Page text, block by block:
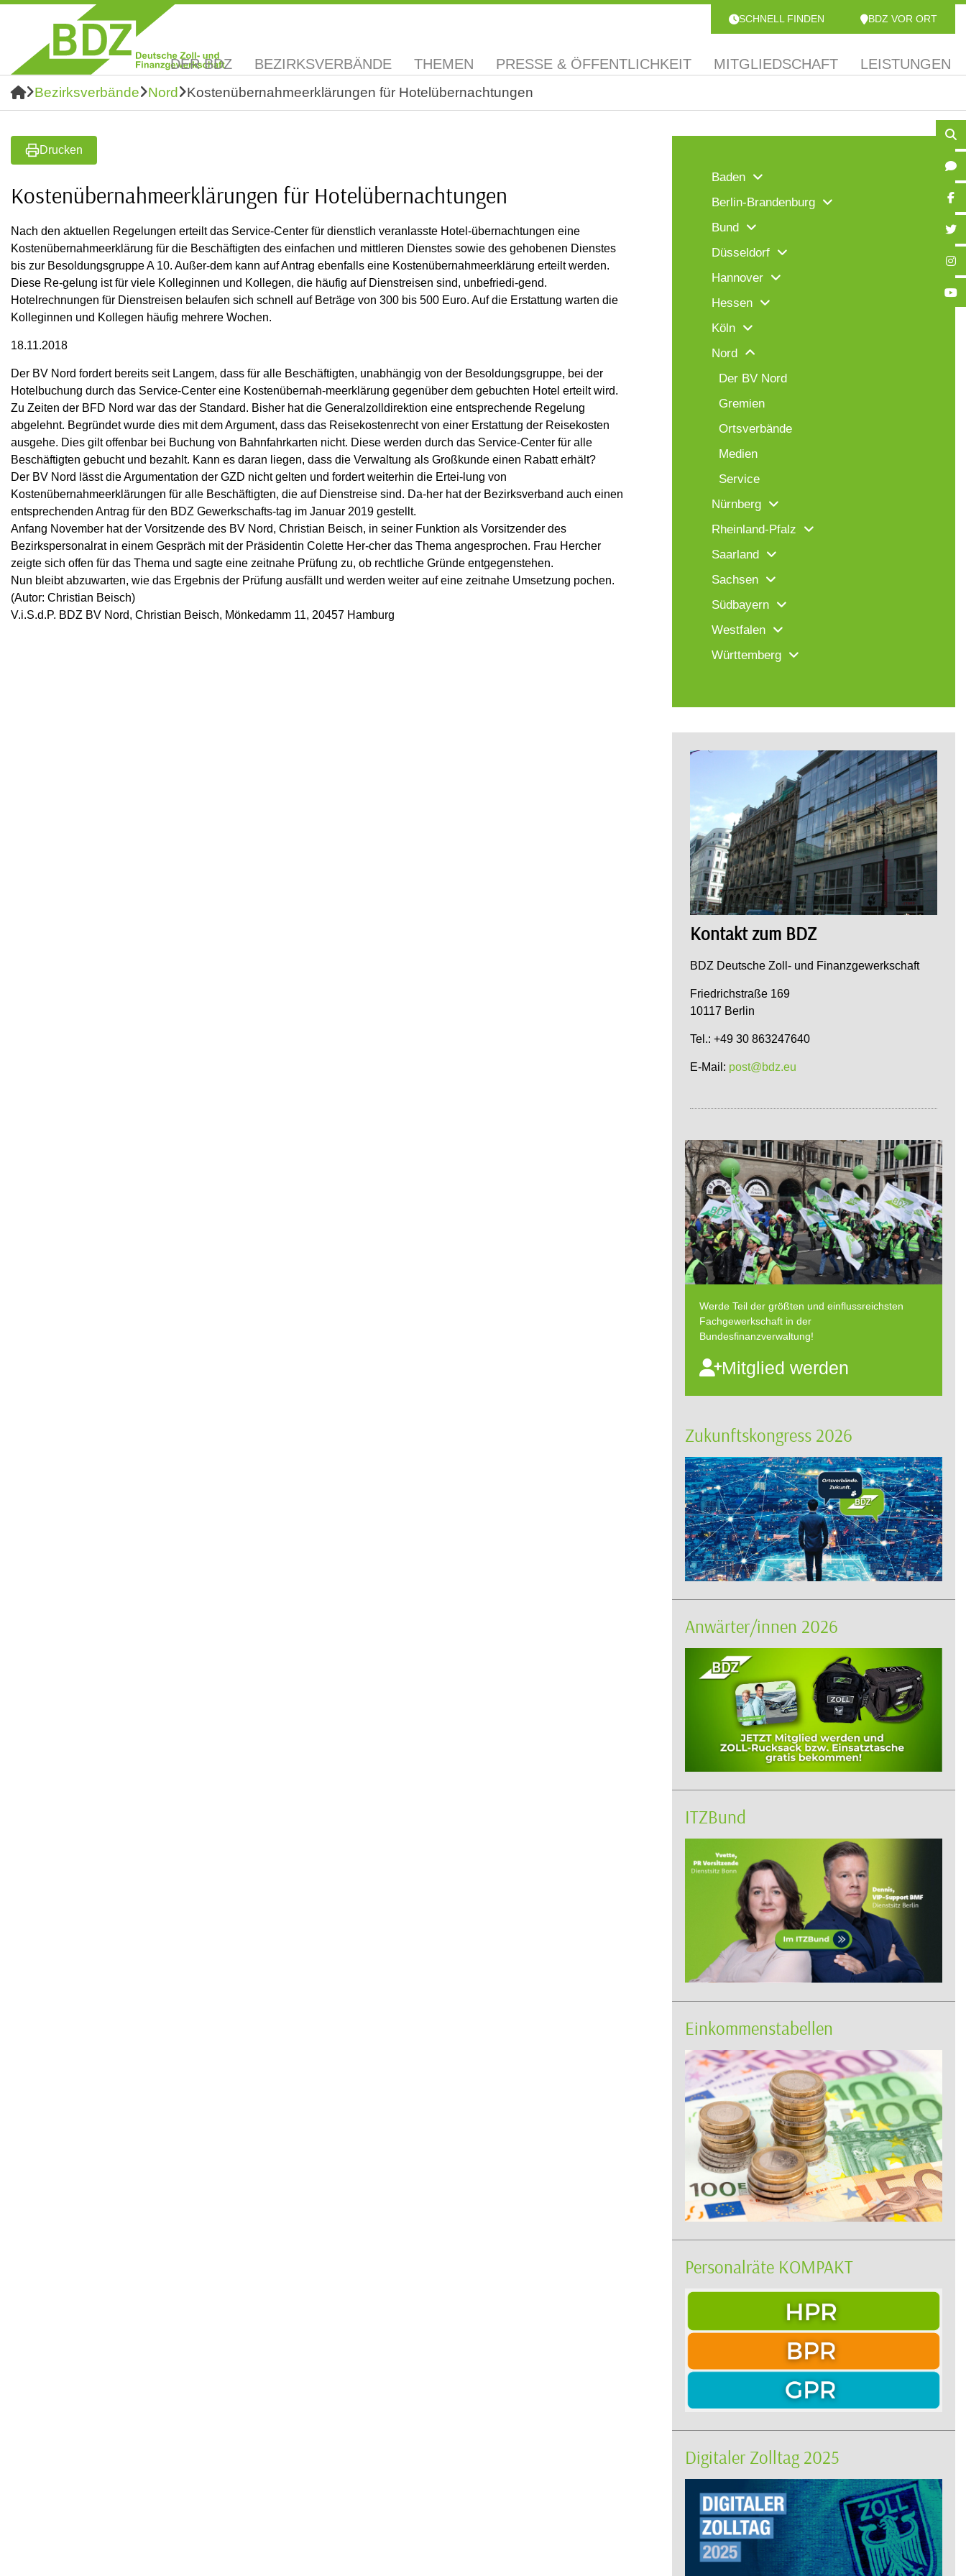
SCHNELL FINDEN BDZ VOR ORT
DER BDZ BEZIRKSVERBÄNDE THEMEN PRESSE & ÖFFENTLICHKEIT MITGLIEDSCHAFT LEISTUNGEN
Bezirksverbände Nord Kostenübernahmeerklärungen für Hotelübernachtungen
Drucken
Kostenübernahmeerklärungen für Hotelübernachtungen
Nach den aktuellen Regelungen erteilt das Service-Center für dienstlich veranlasste Hotel-übernachtungen eine
Kostenübernahmeerklärung für die Beschäftigten des einfachen und mittleren Dienstes sowie des gehobenen Dienstes
bis zur Besoldungsgruppe A 10. Außer-dem kann auf Antrag ebenfalls eine Kostenübernahmeerklärung erteilt werden.
Diese Re-gelung ist für viele Kolleginnen und Kollegen, die häufig auf Dienstreisen sind, unbefriedi-gend.
Hotelrechnungen für Dienstreisen belaufen sich schnell auf Beträge von 300 bis 500 Euro. Auf die Erstattung warten die
Kolleginnen und Kollegen häufig mehrere Wochen.
18.11.2018
Der BV Nord fordert bereits seit Langem, dass für alle Beschäftigten, unabhängig von der Besoldungsgruppe, bei der
Hotelbuchung durch das Service-Center eine Kostenübernah-meerklärung gegenüber dem gebuchten Hotel erteilt wird.
Zu Zeiten der BFD Nord war das der Standard. Bisher hat die Generalzolldirektion eine entsprechende Regelung
abgelehnt. Begründet wurde dies mit dem Argument, dass das Reisekostenrecht von einer Erstattung der Reisekosten
ausgehe. Dies gilt offenbar bei Buchung von Bahnfahrkarten nicht. Diese werden durch das Service-Center für alle
Beschäftigten gebucht und bezahlt. Kann es daran liegen, dass die Verwaltung als Großkunde einen Rabatt erhält?
Der BV Nord lässt die Argumentation der GZD nicht gelten und fordert weiterhin die Ertei-lung von
Kostenübernahmeerklärungen für alle Beschäftigten, die auf Dienstreise sind. Da-her hat der Bezirksverband auch einen
entsprechenden Antrag für den BDZ Gewerkschafts-tag im Januar 2019 gestellt.
Anfang November hat der Vorsitzende des BV Nord, Christian Beisch, in seiner Funktion als Vorsitzender des
Bezirkspersonalrat in einem Gespräch mit der Präsidentin Colette Her-cher das Thema angesprochen. Frau Hercher
zeigte sich offen für das Thema und sagte eine zeitnahe Prüfung zu, ob rechtliche Gründe entgegenstehen.
Nun bleibt abzuwarten, wie das Ergebnis der Prüfung ausfällt und werden weiter auf eine zeitnahe Umsetzung pochen.
(Autor: Christian Beisch)
V.i.S.d.P. BDZ BV Nord, Christian Beisch, Mönkedamm 11, 20457 Hamburg
Baden
Berlin-Brandenburg
Bund
Düsseldorf
Hannover
Hessen
Köln
Nord
Der BV Nord
Gremien
Ortsverbände
Medien
Service
Nürnberg
Rheinland-Pfalz
Saarland
Sachsen
Südbayern
Westfalen
Württemberg
Kontakt zum BDZ
BDZ Deutsche Zoll- und Finanzgewerkschaft
Friedrichstraße 169
10117 Berlin
Tel.: +49 30 863247640
E-Mail: post@bdz.eu
Werde Teil der größten und einflussreichsten
Fachgewerkschaft in der
Bundesfinanzverwaltung!
Mitglied werden
Zukunftskongress 2026
Anwärter/innen 2026
ITZBund
Einkommenstabellen
Personalräte KOMPAKT
Digitaler Zolltag 2025